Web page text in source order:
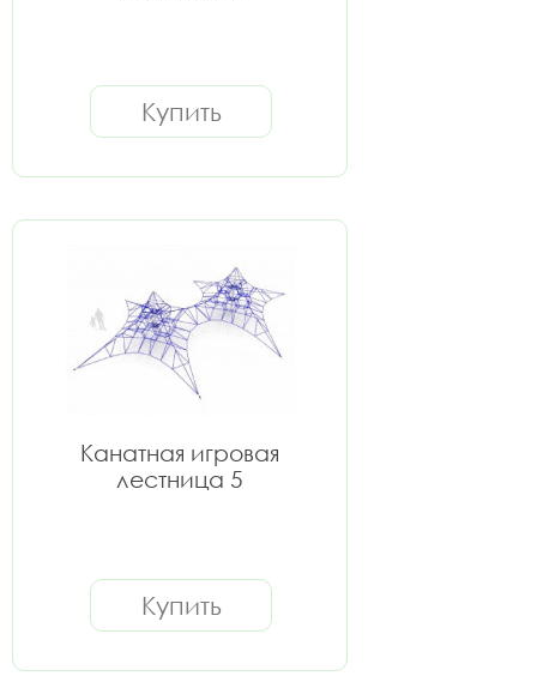
Купить
Канатная игровая
лестница 5
Купить